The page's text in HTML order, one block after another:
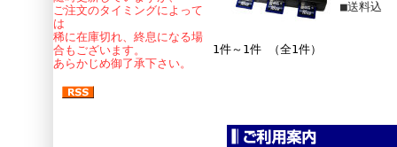
ご注文のタイミングによって
は
稀に在庫切れ、終息になる場
合もございます。
あらかじめ御了承下さい。
■送料込
1件～1件 （全1件）